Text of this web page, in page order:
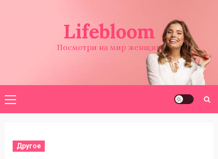
Lifebloom
Посмотри на мир женщин
Основное
меню
Другое